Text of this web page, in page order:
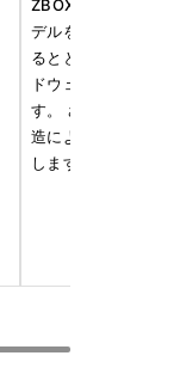
ZBOX ミニPCは、
デルを提供していま
るとともに、可動
ドウェアの信頼性
す。 さらに、省電
造により、安定した
します。